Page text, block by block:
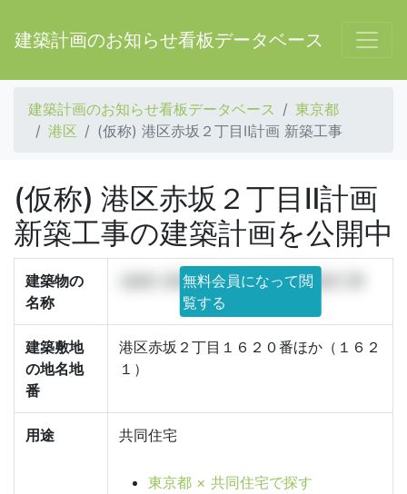
建築計画のお知らせ看板データベース
建築計画のお知らせ看板データベース
東京都
港区
(仮称) 港区赤坂２丁目Ⅱ計画 新築工事
(仮称) 港区赤坂２丁目Ⅱ計画
新築工事の建築計画を公開中
建築物の
名称
(仮称) 港区赤坂２丁目Ⅱ計画 新築工事
無料会員になって閲
覧する
建築敷地
の地名地
番
港区赤坂２丁目１６２０番ほか（１６２
１）
用途 共同住宅
東京都 × 共同住宅で探す